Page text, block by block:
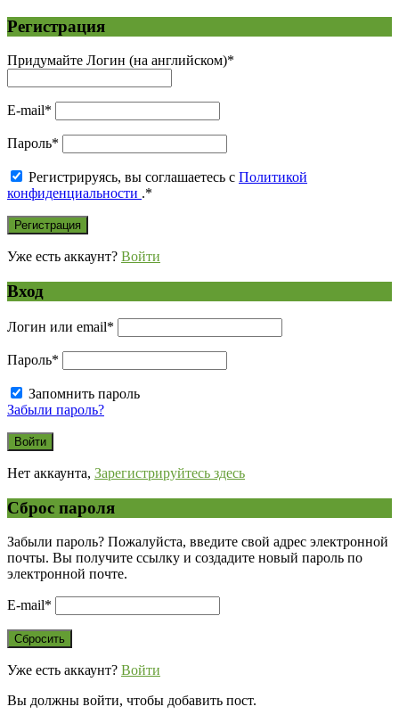
Регистрация
Придумайте Логин (на английском)*
E-mail*
Пароль*
Регистрируясь, вы соглашаетесь с Политикой
конфиденциальности .*
Уже есть аккаунт? Войти
Вход
Логин или email*
Пароль*
Запомнить пароль
Забыли пароль?
Нет аккаунта, Зарегистрируйтесь здесь
Сброс пароля
Забыли пароль? Пожалуйста, введите свой адрес электронной
почты. Вы получите ссылку и создадите новый пароль по
электронной почте.
E-mail*
Уже есть аккаунт? Войти
Вы должны войти, чтобы добавить пост.